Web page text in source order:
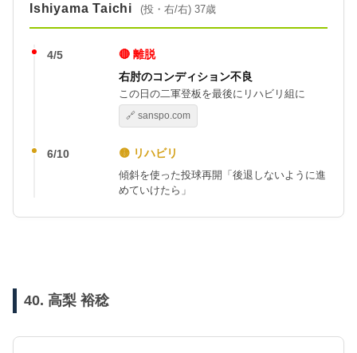
Ishiyama Taichi (投・右/右) 37歳
4/5
🔴 離脱
右肘のコンディション不良
この日の二軍登板を最後にリハビリ組に
🔗 sanspo.com
6/10 🟡 リハビリ
傾斜を使った投球再開「後退しないように進
めていけたら」
40. 高梨 裕稔